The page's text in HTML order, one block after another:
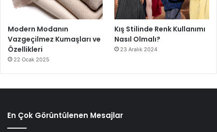
Modern Modanın
Vazgeçilmez Kumaşları ve
Özellikleri
22 Ocak 2025
Kış Stilinde Renk Kullanımı
Nasıl Olmalı?
23 Aralık 2024
En Çok Görüntülenen Mesajlar